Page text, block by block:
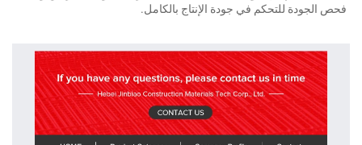
الجودة للتحكم في جودة الإنتاج بالكامل.